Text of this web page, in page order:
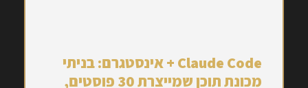
Claude Code + אינסטגרם: בניתי
מכונת תוכן שמייצרת 30 פוסטים,